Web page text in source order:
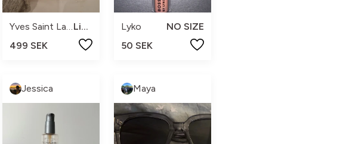
Liten
499 SEK
Lyko
NO SIZE
50 SEK
Jessica Maya